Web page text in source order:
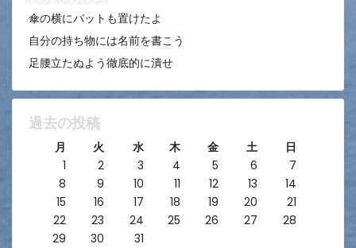
傘の横にバットも置けたよ
自分の持ち物には名前を書こう
足腰立たぬよう徹底的に潰せ
過去の投稿
月 火 水 木 金 土
日
1
2 3 4 5 6
7
8
9 10 11 12 13
14
15
16 17 18 19 20
21
22
23 24 25 26 27
28
29
30 31